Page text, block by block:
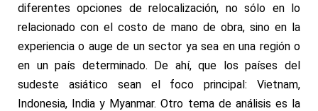
diferentes opciones de relocalización, no sólo en lo
relacionado con el costo de mano de obra, sino en la
experiencia o auge de un sector ya sea en una región o
en un país determinado. De ahí, que los países del
sudeste asiático sean el foco principal: Vietnam,
Indonesia, India y Myanmar. Otro tema de análisis es la